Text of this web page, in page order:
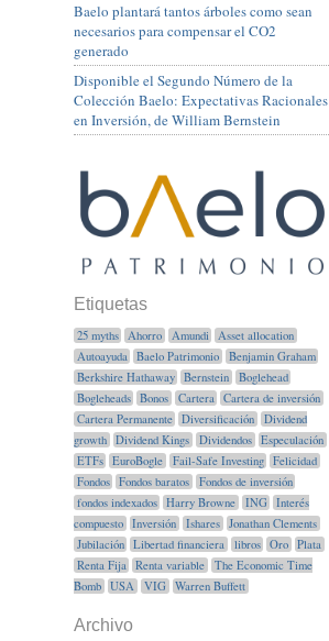
Baelo plantará tantos árboles como sean
necesarios para compensar el CO2
generado
Disponible el Segundo Número de la
Colección Baelo: Expectativas Racionales
en Inversión, de William Bernstein
Etiquetas
25 myths Ahorro Amundi
Asset allocation
Autoayuda
Baelo Patrimonio
Benjamin Graham
Berkshire Hathaway
Bernstein
Boglehead
Bogleheads
Bonos Cartera
Cartera de inversión
Cartera Permanente
Diversificación
Dividend
growth
Dividend Kings Dividendos
Especulación
ETFs
EuroBogle Fail-Safe Investing
Felicidad
Fondos
Fondos baratos
Fondos de inversión
fondos indexados
Harry Browne ING
Interés
compuesto
Inversión Ishares
Jonathan Clements
Jubilación
Libertad financiera libros Oro
Plata
Renta Fija
Renta variable
The Economic Time
Bomb
USA VIG Warren Buffett
Archivo